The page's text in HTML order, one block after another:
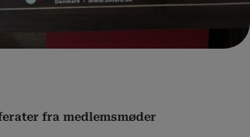
fra medlemsmøder